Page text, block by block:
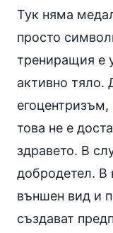
Тук няма
просто
трениращия е
активно тяло.
това не е
здравето. В
добродетел. В
външен вид и
създават